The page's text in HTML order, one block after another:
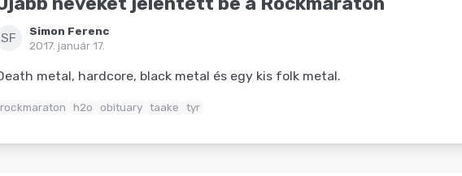
SF
Simon Ferenc
2017. január 17.
metal, hardcore, black metal és egy kis folk metal.
rockmaraton h2o obituary taake tyr